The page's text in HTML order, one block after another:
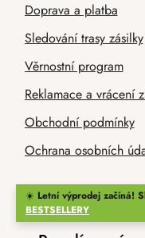
☀️ Letní výprodej začíná!
BESTSELLERY
Doprava a platba
Sledování trasy zásilky
Věrnostní program
Reklamace a vrácení
Obchodní podmínky
Ochrana osobních